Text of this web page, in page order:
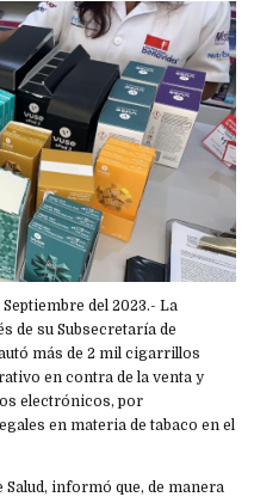
del 2023.- La
de su Subsecretaría de
más de 2 mil cigarrillos
en contra de la venta y
electrónicos, por
en materia de tabaco en el
informó que, de manera